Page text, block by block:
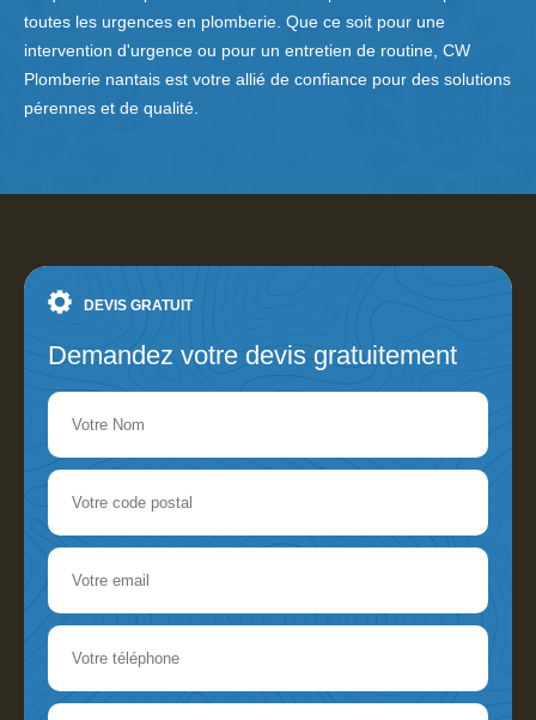
toutes les urgences en plomberie. Que ce soit pour une
intervention d'urgence ou pour un entretien de routine, CW
Plomberie nantais est votre allié de confiance pour des solutions
pérennes et de qualité.
DEVIS GRATUIT
Demandez votre devis gratuitement